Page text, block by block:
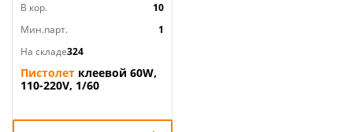
В кор.
10
Мин.парт.
1
На складе324
Пистолет клеевой 60W,
110-220V, 1/60